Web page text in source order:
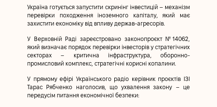
Україна готується запустити скринінг інвестицій – механізм
перевірки походження іноземного капіталу, який має
захистити економіку від впливу держав-агресорів.
У Верховній Раді зареєстровано законопроєкт №14062,
який визначає порядок перевірки інвесторів у стратегічних
секторах – критична інфраструктура, оборонно-
промисловий комплекс, стратегічні корисні копалини.
У прямому ефірі Українського радіо керівник проєктів ІЗІ
Тарас Рябченко наголосив, що ухвалення закону – це
передусім питання економічної безпеки: